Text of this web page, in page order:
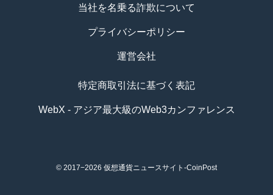
当社を名乗る詐欺について
プライバシーポリシー
運営会社
特定商取引法に基づく表記
WebX - アジア最大級のWeb3カンファレンス
© 2017−2026 仮想通貨ニュースサイト-CoinPost